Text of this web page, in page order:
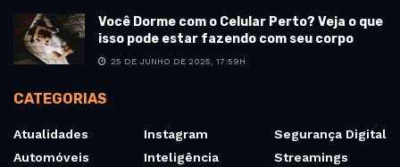
Você Dorme com o Celular Perto? Veja o que
isso pode estar fazendo com seu corpo
25 DE JUNHO DE 2025, 17:59H
CATEGORIAS
Atualidades
Automóveis
Instagram
Inteligência
Segurança Digital
Streamings